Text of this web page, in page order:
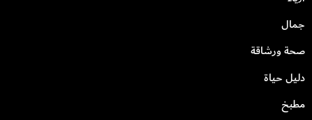
جمال
صحة ورشاقة
دليل حياة
مطبخ